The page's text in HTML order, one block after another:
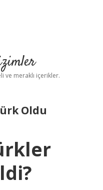
ve meraklı içerikler.
Oldu